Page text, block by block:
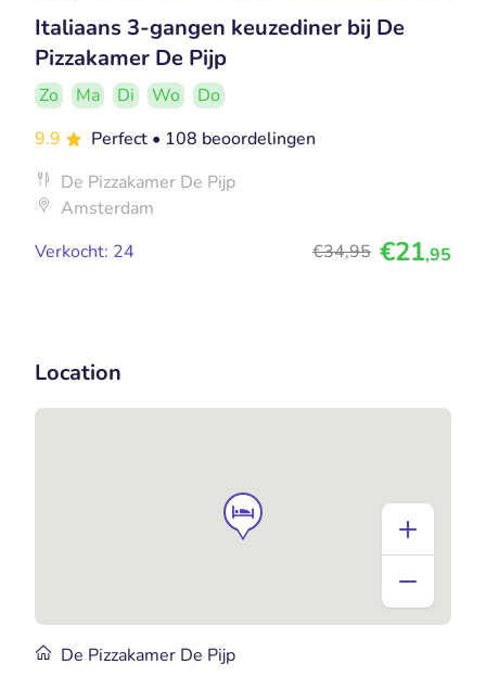
Italiaans 3-gangen keuzediner bij De
Pizzakamer De Pijp
Zo Ma Di Wo
Do
9.9
Perfect • 108 beoordelingen
De Pizzakamer De Pijp
Amsterdam
Verkocht: 24
€34,95 €21,95
Location
De Pizzakamer De Pijp